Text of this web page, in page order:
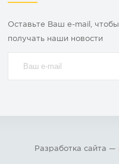
Оставьте Ваш e-mail, чтобы
получать наши новости
Разработка сайта —